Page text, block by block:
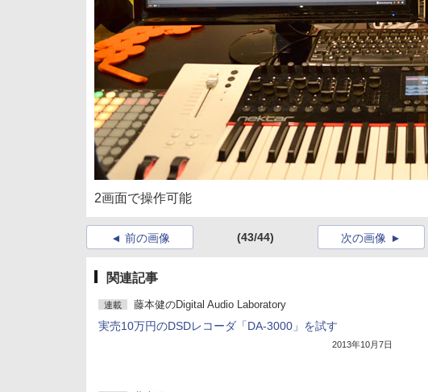
2画面で操作可能
前の画像 (43/44) 次の画像
関連記事
連載 藤本健のDigital Audio Laboratory
実売10万円のDSDレコーダ「DA-3000」を試す
2013年10月7日